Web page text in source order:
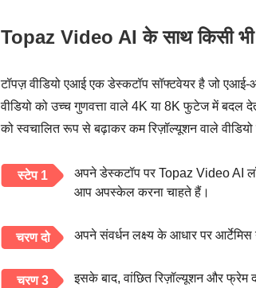
Topaz Video AI के साथ किसी भी
टॉपज़ वीडियो एआई एक डेस्कटॉप सॉफ्टवेयर है जो एआई-
वीडियो को उच्च गुणवत्ता वाले 4K या 8K फुटेज में
को स्वचालित रूप से बढ़ाकर कम रिज़ॉल्यूशन वाले
स्टेप 1
अपने डेस्कटॉप पर Topaz Video AI
आप अपस्केल करना चाहते हैं।
चरण दो अपने संवर्धन लक्ष्य के आधार पर
चरण 3 इसके बाद, वांछित रिज़ॉल्यूशन और फ्रेम